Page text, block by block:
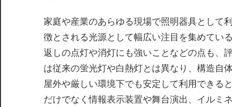
家庭や産業のあらゆる現場で照明器具として
徴とされる光源として幅広い注目を集めている
返しの点灯や消灯にも強いことなどの点も、
は従来の蛍光灯や白熱灯とは異なり、構造自
屋外や厳しい環境下でも安定して利用できる
だけでなく情報表示装置や舞台演出、イルミ